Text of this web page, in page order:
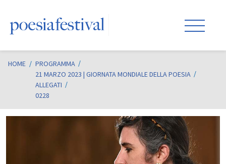
HOME / PROGRAMMA
21 MARZO 2023 | GIORNATA MONDIALE DELLA POESIA
ALLEGATI
0228